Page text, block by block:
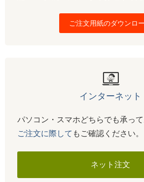
ご注文用紙のダウンロ
インターネット
パソコン・スマホどちらでも承って
ご注文に際して もご確認ください。
ネット注文